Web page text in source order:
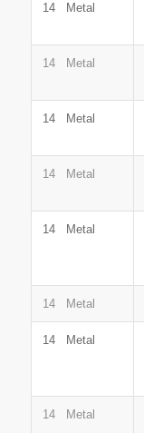
14 Metal
14 Metal
14 Metal
14 Metal
14 Metal
14 Metal
14 Metal
14 Metal